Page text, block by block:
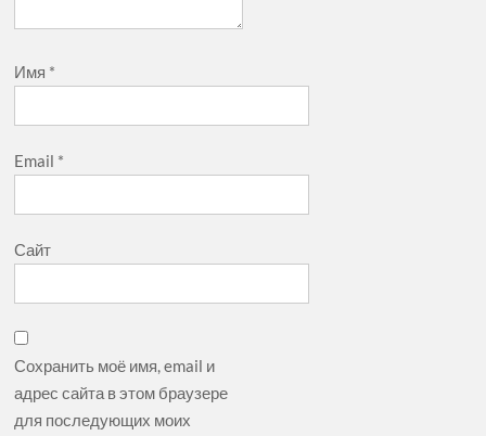
Имя *
Email *
Сайт
Сохранить моё имя, email и
адрес сайта в этом браузере
для последующих моих